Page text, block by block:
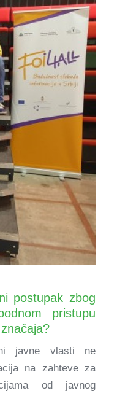
postupak zbog
pristupu
javne vlasti ne
na zahteve za
od javnog